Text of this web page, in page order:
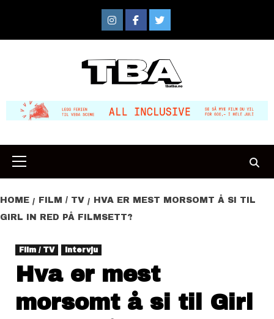
content
InstagramFacebook
Twitter
Primary
Menu
HOME FILM / TV
HVA ER MEST MORSOMT Å SI TIL
GIRL IN RED PÅ FILMSETT?
Film / TV Intervju
Hva er mest
morsomt å si til Girl